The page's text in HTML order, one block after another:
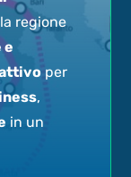
regione
e
per
,
in un